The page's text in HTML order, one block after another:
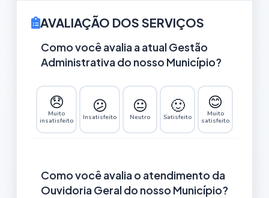
AVALIAÇÃO DOS SERVIÇOS
Como você avalia a atual Gestão
Administrativa do nosso Município?
😞
Muito
insatisfeito
😕
Insatisfeito
😐
Neutro
🙂
Satisfeito
😊
Muito
satisfeito
Como você avalia o atendimento da
Ouvidoria Geral do nosso Município?